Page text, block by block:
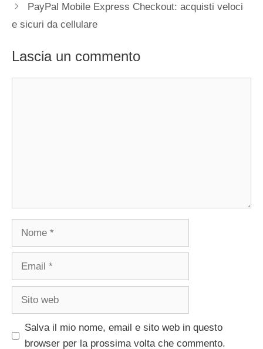
PayPal Mobile Express Checkout: acquisti veloci
e sicuri da cellulare
Lascia un commento
Nome
Email
Sito
Salva il mio nome, email e sito web in questo
browser per la prossima volta che commento.